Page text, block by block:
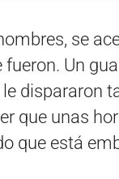
se
fueron. Un
dispararon
que unas
que está